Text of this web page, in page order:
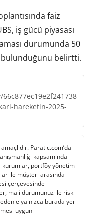
faiz
iş gücü piyasası
durumunda 50
belirtti.
hareketin-2025-
Paratic.com’da
kapsamında
kurumlar, portföy yönetim
ile müşteri arasında
çerçevesinde
mali durumunuz ile risk
yalnızca burada yer
uygun